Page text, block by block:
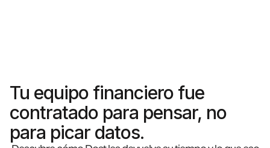
Tu equipo financiero fue
contratado para pensar, no
para picar datos.